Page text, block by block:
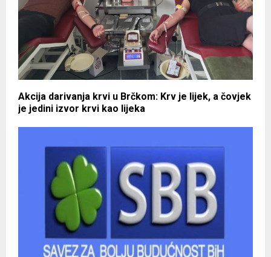
Akcija darivanja krvi u Brčkom: Krv je lijek, a čovjek
je jedini izvor krvi kao lijeka